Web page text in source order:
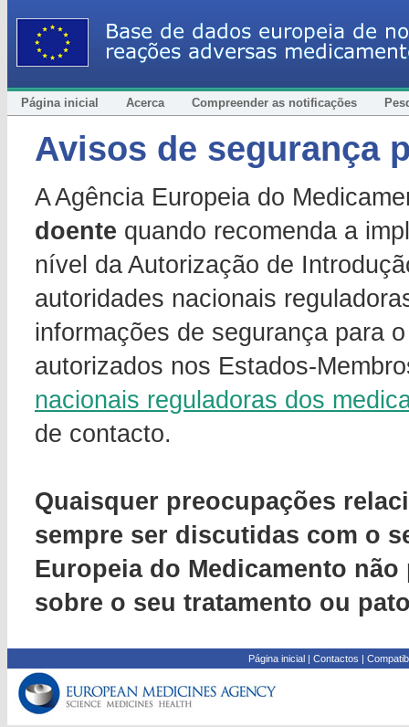
Página inicial Acerca Compreender as notificações
Avisos de segurança
A Agência Europeia do
doente quando recomenda a
nível da Autorização de
autoridades nacionais
informações de segurança para
autorizados nos Estados-
nacionais reguladoras dos
de contacto.
Quaisquer preocupações
sempre ser discutidas com o
Europeia do Medicamento
sobre o seu tratamento ou
Página inicial | Contactos |